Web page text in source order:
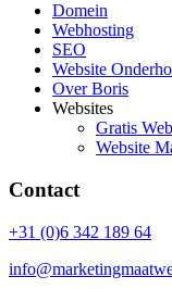
Domein
Webhosting
SEO
Website
Over Boris
Websites
Gratis
Website
Contact
+31 (0)6 342 189 64